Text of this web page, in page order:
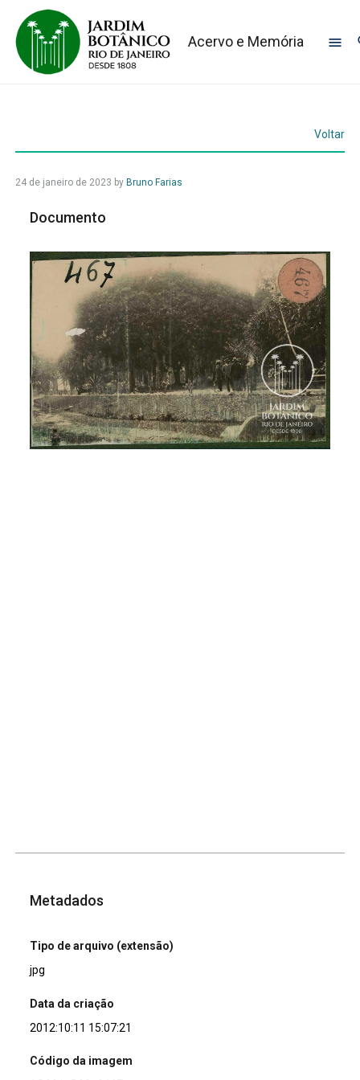
Acervo e Memória
Voltar
24 de janeiro de 2023 by Bruno Farias
Documento
Metadados
Tipo de arquivo (extensão)
jpg
Data da criação
2012:10:11 15:07:21
Código da imagem